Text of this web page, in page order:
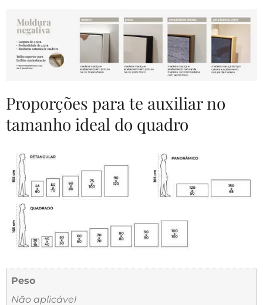
Proporções para te auxiliar no
tamanho ideal do quadro
Peso
Não aplicável